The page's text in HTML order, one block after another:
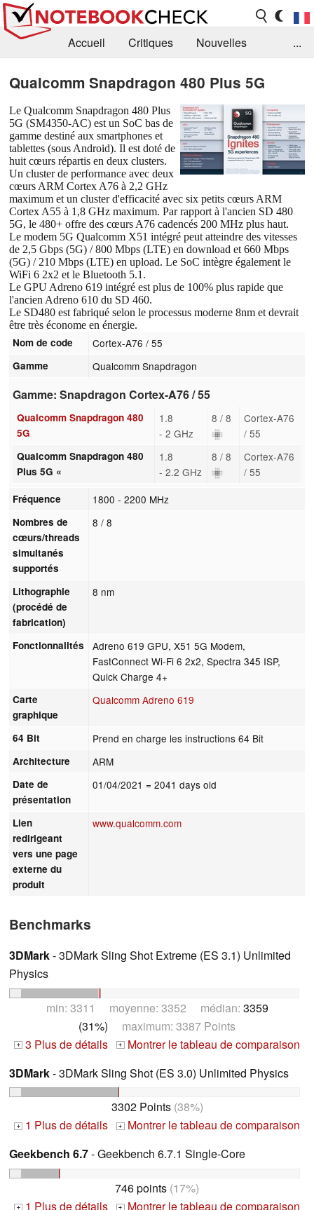
Accueil Critiques
Nouvelles
Recherche
Contact
...
Qualcomm Snapdragon 480 Plus 5G
Le Qualcomm Snapdragon 480 Plus
5G (SM4350-AC) est un SoC bas de
gamme destiné aux smartphones et
tablettes (sous Android). Il est doté de
huit cœurs répartis en deux clusters.
Un cluster de performance avec deux
cœurs ARM Cortex A76 à 2,2 GHz
maximum et un cluster d'efficacité avec six petits cœurs ARM
Cortex A55 à 1,8 GHz maximum. Par rapport à l'ancien SD 480
5G, le 480+ offre des cœurs A76 cadencés 200 MHz plus haut.
Le modem 5G Qualcomm X51 intégré peut atteindre des vitesses
de 2,5 Gbps (5G) / 800 Mbps (LTE) en download et 660 Mbps
(5G) / 210 Mbps (LTE) en upload. Le SoC intègre également le
WiFi 6 2x2 et le Bluetooth 5.1.
Le GPU Adreno 619 intégré est plus de 100% plus rapide que
l'ancien Adreno 610 du SD 460.
Le SD480 est fabriqué selon le processus moderne 8nm et devrait
être très économe en énergie.
Nom de code Cortex-A76 / 55
Gamme Qualcomm Snapdragon
Gamme: Snapdragon Cortex-A76 / 55
Qualcomm Snapdragon 480
5G
1.8
- 2 GHz
8 / 8
Cortex-A76
/ 55
Qualcomm Snapdragon 480
Plus 5G «
1.8
- 2.2 GHz
8 / 8
Cortex-A76
/ 55
Fréquence 1800 - 2200 MHz
Nombres de
cœurs/threads
simultanés
supportés
8 / 8
Lithographie
(procédé de
fabrication)
8 nm
Fonctionnalités
Adreno 619 GPU, X51 5G Modem,
FastConnect Wi-Fi 6 2x2, Spectra 345 ISP,
Quick Charge 4+
Carte
graphique
Qualcomm Adreno 619
64 Bit Prend en charge les instructions 64 Bit
Architecture ARM
Date de
présentation
01/04/2021 = 2041 days old
Lien
redirigeant
vers une page
externe du
produit
www.qualcomm.com
Benchmarks
3DMark- 3DMark Sling Shot Extreme (ES 3.1) Unlimited
Physics
min: 3311 moyenne: 3352 médian: 3359
(31%) maximum: 3387 Points
+ 3 Plus de détails + Montrer le tableau de comparaison
3DMark- 3DMark Sling Shot (ES 3.0) Unlimited Physics
3302 Points(38%)
+ 1 Plus de détails + Montrer le tableau de comparaison
Geekbench 6.7- Geekbench 6.7.1 Single-Core
746 points (17%)
+ 1 Plus de détails + Montrer le tableau de comparaison